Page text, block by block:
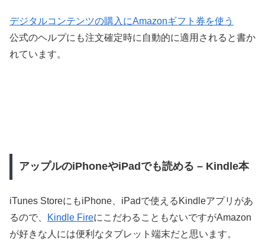
デジタルコンテンツの購入にAmazonギフト券を使う
公式のヘルプにも注文確定時に自動的に適用されると書か
れています。
アップルのiPhoneやiPadでも読める – Kindle本
iTunes StoreにもiPhone、iPadで使えるKindleアプリがあ
るので、
Kindle FireにこだわることもないですがAmazon
が好きな人には便利なタブレット端末だと思います。